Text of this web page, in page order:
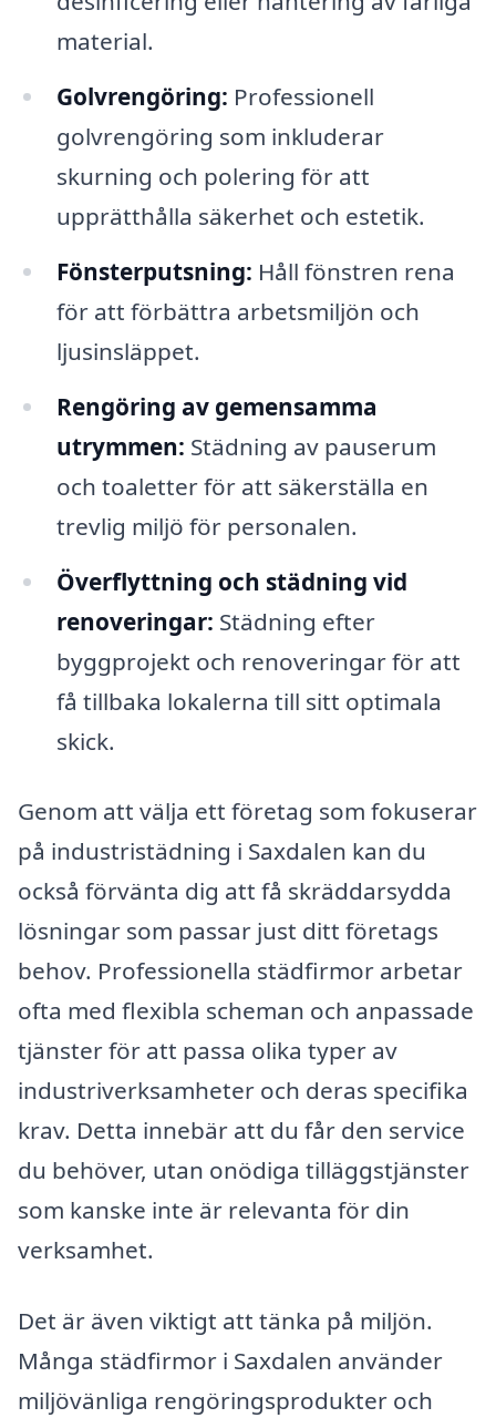
material.
Golvrengöring: Professionell
golvrengöring som inkluderar
skurning och polering för att
upprätthålla säkerhet och estetik.
Fönsterputsning: Håll fönstren rena
för att förbättra arbetsmiljön och
ljusinsläppet.
Rengöring av gemensamma
utrymmen: Städning av pauserum
och toaletter för att säkerställa en
trevlig miljö för personalen.
Överflyttning och städning vid
renoveringar: Städning efter
byggprojekt och renoveringar för att
få tillbaka lokalerna till sitt optimala
skick.
Genom att välja ett företag som fokuserar
på industristädning i Saxdalen kan du
också förvänta dig att få skräddarsydda
lösningar som passar just ditt företags
behov. Professionella städfirmor arbetar
ofta med flexibla scheman och anpassade
tjänster för att passa olika typer av
industriverksamheter och deras specifika
krav. Detta innebär att du får den service
du behöver, utan onödiga tilläggstjänster
som kanske inte är relevanta för din
verksamhet.
Det är även viktigt att tänka på miljön.
Många städfirmor i Saxdalen använder
miljövänliga rengöringsprodukter och